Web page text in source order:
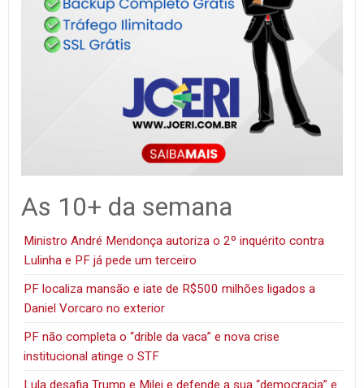
As 10+ da semana
Ministro André Mendonça autoriza o 2º inquérito contra
Lulinha e PF já pede um terceiro
PF localiza mansão e iate de R$500 milhões ligados a
Daniel Vorcaro no exterior
PF não completa o “drible da vaca” e nova crise
institucional atinge o STF
Lula desafia Trump e Milei e defende a sua “democracia” e